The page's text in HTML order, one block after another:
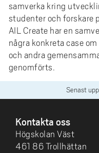
samverka kring
studenter och forskare
AIL Create har en
några konkreta case
och andra
genomförts.
Senast
Kontakta oss
Högskolan Väst
461 86 Trollhättan